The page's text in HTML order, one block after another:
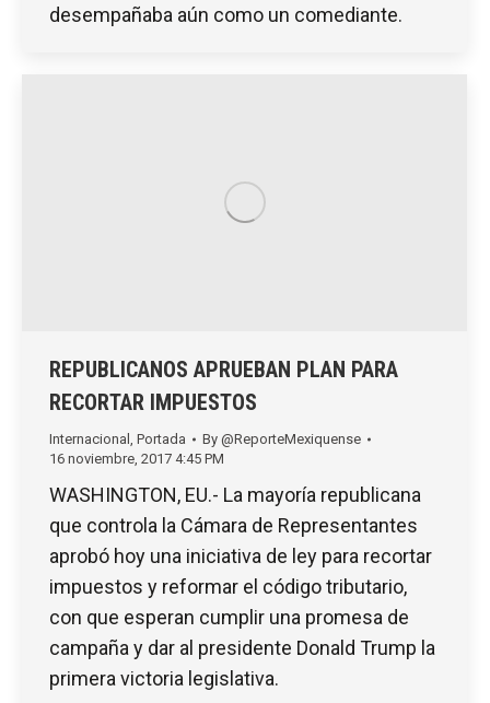
desempañaba aún como un comediante.
REPUBLICANOS APRUEBAN PLAN PARA
RECORTAR IMPUESTOS
Internacional , Portada By @ReporteMexiquense
16 noviembre, 2017 4:45 PM
WASHINGTON, EU.- La mayoría republicana
que controla la Cámara de Representantes
aprobó hoy una iniciativa de ley para recortar
impuestos y reformar el código tributario,
con que esperan cumplir una promesa de
campaña y dar al presidente Donald Trump la
primera victoria legislativa.